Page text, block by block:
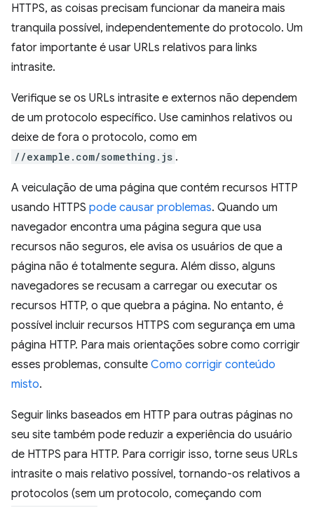
HTTPS, as coisas precisam funcionar da maneira mais
tranquila possível, independentemente do protocolo. Um
fator importante é usar URLs relativos para links
intrasite.
Verifique se os URLs intrasite e externos não dependem
de um protocolo específico. Use caminhos relativos ou
deixe de fora o protocolo, como em
//example.com/something.js .
A veiculação de uma página que contém recursos HTTP
usando HTTPS pode causar problemas. Quando um
navegador encontra uma página segura que usa
recursos não seguros, ele avisa os usuários de que a
página não é totalmente segura. Além disso, alguns
navegadores se recusam a carregar ou executar os
recursos HTTP, o que quebra a página. No entanto, é
possível incluir recursos HTTPS com segurança em uma
página HTTP. Para mais orientações sobre como corrigir
esses problemas, consulte Como corrigir conteúdo
misto.
Seguir links baseados em HTTP para outras páginas no
seu site também pode reduzir a experiência do usuário
de HTTPS para HTTP. Para corrigir isso, torne seus URLs
intrasite o mais relativo possível, tornando-os relativos a
protocolos (sem um protocolo, começando com